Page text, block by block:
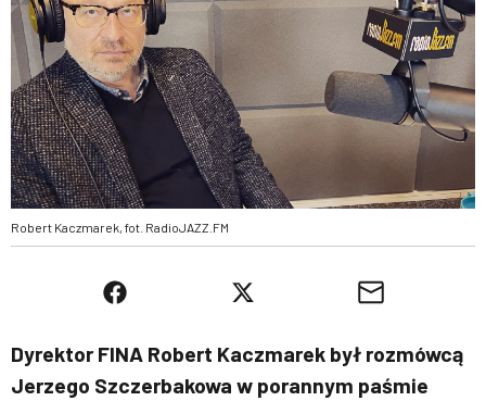
Robert Kaczmarek, fot. RadioJAZZ.FM
Dyrektor FINA Robert Kaczmarek był rozmówcą
Jerzego Szczerbakowa w porannym paśmie